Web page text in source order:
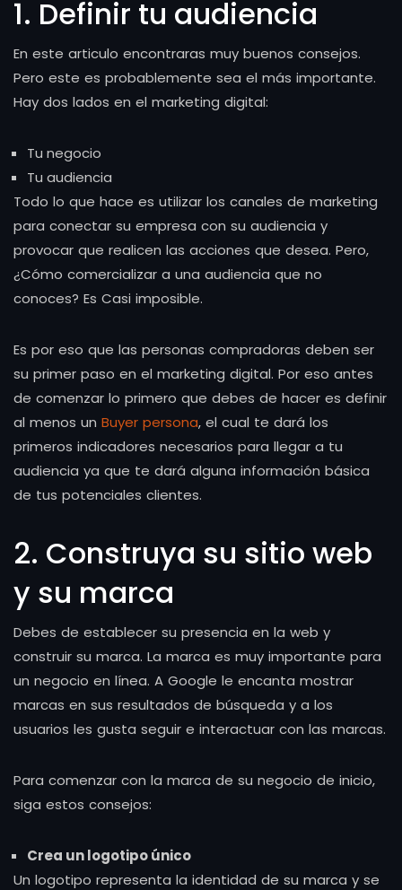
1. Definir tu audiencia
En este articulo encontraras muy buenos consejos.
Pero este es probablemente sea el más importante.
Hay dos lados en el marketing digital:
Tu negocio
Tu audiencia
Todo lo que hace es utilizar los canales de marketing
para conectar su empresa con su audiencia y
provocar que realicen las acciones que desea. Pero,
¿Cómo comercializar a una audiencia que no
conoces? Es Casi imposible.
Es por eso que las personas compradoras deben ser
su primer paso en el marketing digital. Por eso antes
de comenzar lo primero que debes de hacer es definir
al menos un Buyer persona, el cual te dará los
primeros indicadores necesarios para llegar a tu
audiencia ya que te dará alguna información básica
de tus potenciales clientes.
2. Construya su sitio web
y su marca
Debes de establecer su presencia en la web y
construir su marca. La marca es muy importante para
un negocio en línea. A Google le encanta mostrar
marcas en sus resultados de búsqueda y a los
usuarios les gusta seguir e interactuar con las marcas.
Para comenzar con la marca de su negocio de inicio,
siga estos consejos:
Crea un logotipo único
Un logotipo representa la identidad de su marca y se